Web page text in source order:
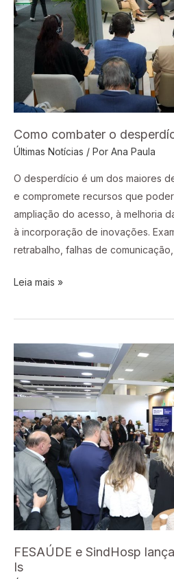
Como combater o
Últimas Notícias / Por Ana Paula
O desperdício é um dos maiores
e compromete recursos que
ampliação do acesso, à melhoria
à incorporação de inovações.
retrabalho, falhas de
na
saúde?
Leia mais »
FESAÚDE e SindHosp
Is
e
SindHosp
Manifesto
dos
5
Is